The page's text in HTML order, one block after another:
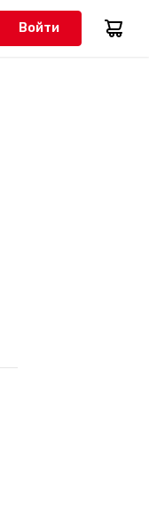
Войти